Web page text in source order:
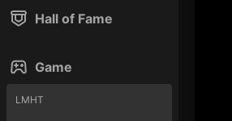
Hall of Fame
Game
LMHT